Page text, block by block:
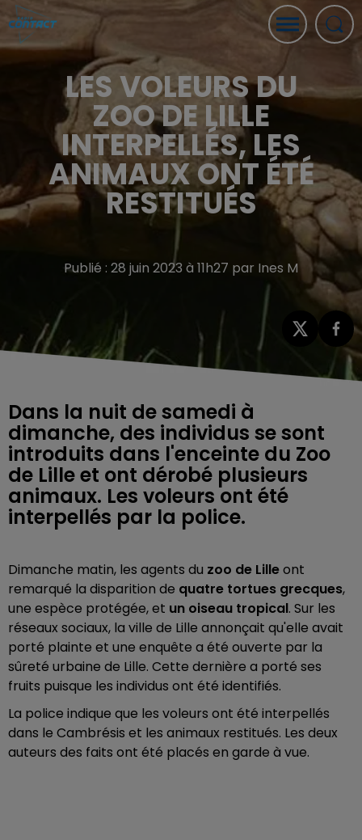
LES VOLEURS DU
ZOO DE LILLE
INTERPELLÉS, LES
ANIMAUX ONT ÉTÉ
RESTITUÉS
Publié : 28 juin 2023 à 11h27 par Ines M
Dans la nuit de samedi à
dimanche, des individus se sont
introduits dans l'enceinte du Zoo
de Lille et ont dérobé plusieurs
animaux. Les voleurs ont été
interpellés par la police.
Dimanche matin, les agents du zoo de Lilleont
remarqué la disparition de quatre tortues grecques,
une espèce protégée, et un oiseau tropical. Sur les
réseaux sociaux, la ville de Lille annonçait qu'elle avait
porté plainte et une enquête a été ouverte par la
sûreté urbaine de Lille. Cette dernière a porté ses
fruits puisque les individus ont été identifiés.
La police indique que les voleurs ont été interpellés
dans le Cambrésis et les animaux restitués. Les deux
auteurs des faits ont été placés en garde à vue.